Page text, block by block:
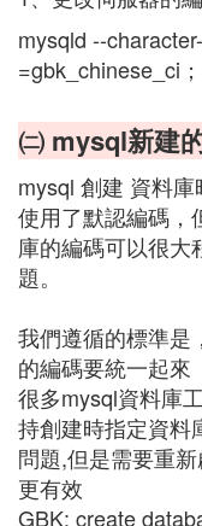
mysqld --
=gbk_chinese_ci；
㈡ mysql新建
mysql 創建 資料
使用了默認編碼，
庫的編碼可以很大
題。
我們遵循的標準是
的編碼要統一起來
很多mysql資料庫
持創建時指定資料
問題,但是需要重
更有效
GBK: create